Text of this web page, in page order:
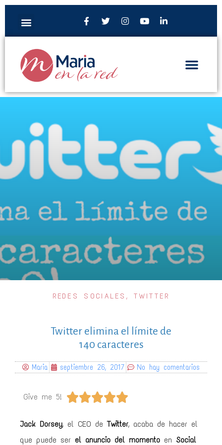
REDES SOCIALES ,TWITTER
Twitter elimina el límite de
140 caracteres
Maria septiembre 26, 2017 No hay comentarios
Give me 5! 
Jack Dorsey, el CEO deTwitter, acaba de hacer el
que puede ser el anuncio del momento en Social